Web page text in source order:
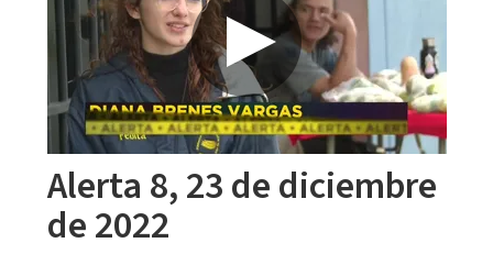
Alerta 8, 23 de diciembre
de 2022